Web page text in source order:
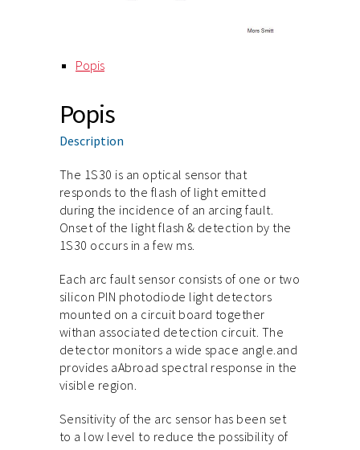
Popis
Popis
Description
The 1S30 is an optical sensor that
responds to the flash of light emitted
during the incidence of an arcing fault.
Onset of the light flash & detection by the
1S30 occurs in a few ms.
Each arc fault sensor consists of one or two
silicon PIN photodiode light detectors
mounted on a circuit board together
withan associated detection circuit. The
detector monitors a wide space angle.and
provides aAbroad spectral response in the
visible region.
Sensitivity of the arc sensor has been set
to a low level to reduce the possibility of